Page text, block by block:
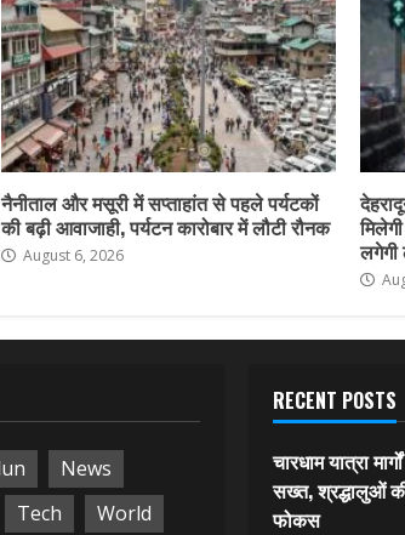
नैनीताल और मसूरी में सप्ताहांत से पहले पर्यटकों
की बढ़ी आवाजाही, पर्यटन कारोबार में लौटी रौनक
August 6, 2026
लगेगी
News
Tech
World
RECENT POSTS
चारधाम यात्रा
सख्त, श्रद्धालुओं
फोकस